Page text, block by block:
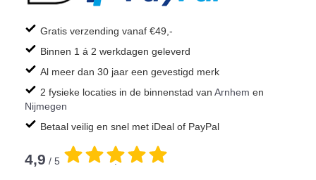
Gratis verzending vanaf €49,-
Binnen 1 á 2 werkdagen geleverd
Al meer dan 30 jaar een gevestigd merk
2 fysieke locaties in de binnenstad van Arnhem en
Nijmegen
Betaal veilig en snel met iDeal of PayPal
4,9 / 5 .